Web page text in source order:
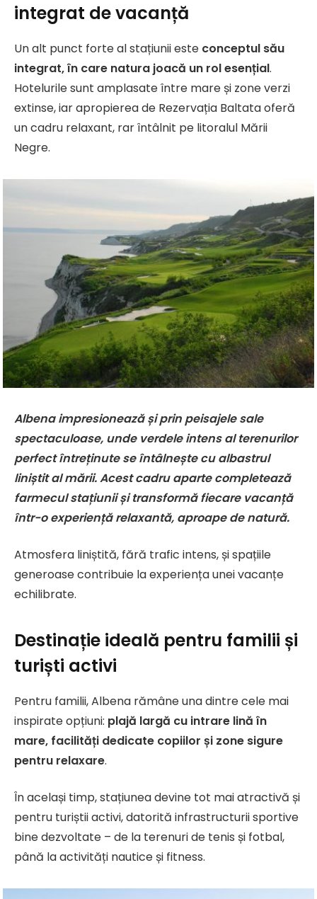
integrat de vacanță
Un alt punct forte al stațiunii este conceptul său
integrat, în care natura joacă un rol esențial.
Hotelurile sunt amplasate între mare și zone verzi
extinse, iar apropierea de Rezervația Baltata oferă
un cadru relaxant, rar întâlnit pe litoralul Mării
Negre.
Albena impresionează și prin peisajele sale
spectaculoase, unde verdele intens al terenurilor
perfect întreținute se întâlnește cu albastrul
liniștit al mării. Acest cadru aparte completează
farmecul stațiunii și transformă fiecare vacanță
într-o experiență relaxantă, aproape de natură.
Atmosfera liniștită, fără trafic intens, și spațiile
generoase contribuie la experiența unei vacanțe
echilibrate.
Destinație ideală pentru familii și
turiști activi
Pentru familii, Albena rămâne una dintre cele mai
inspirate opțiuni: plajă largă cu intrare lină în
mare, facilități dedicate copiilor și zone sigure
pentru relaxare.
În același timp, stațiunea devine tot mai atractivă și
pentru turiștii activi, datorită infrastructurii sportive
bine dezvoltate – de la terenuri de tenis și fotbal,
până la activități nautice și fitness.